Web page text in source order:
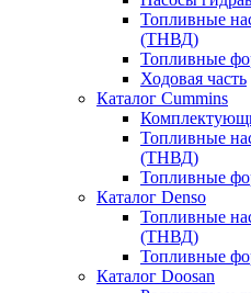
Топливные
(ТНВД)
Топливные
Ходовая часть
Каталог Cummins
Топливные
(ТНВД)
Топливные
Каталог Denso
Топливные
(ТНВД)
Топливные
Каталог Doosan